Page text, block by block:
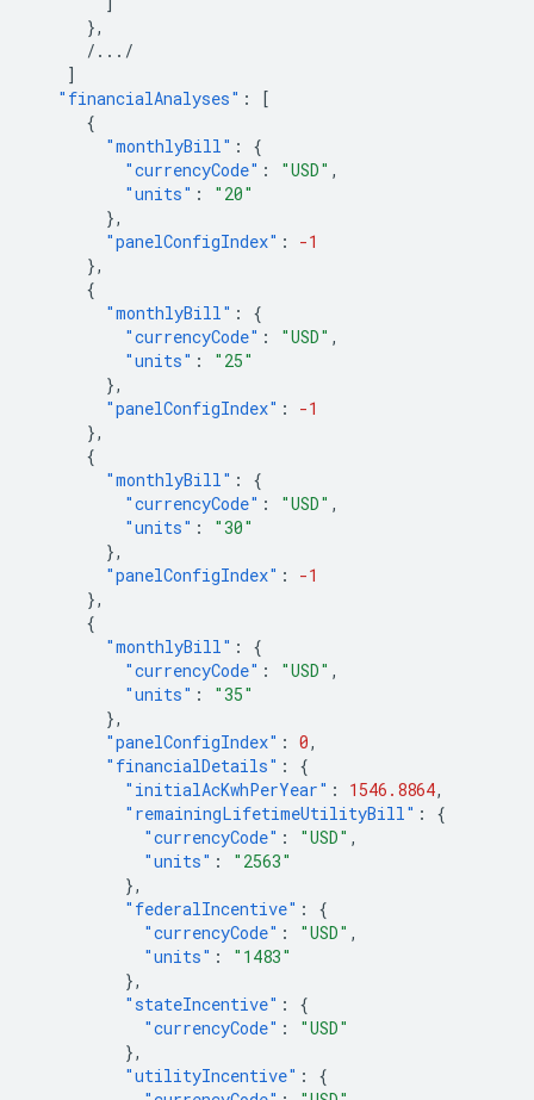
},
/.../
]
"financialAnalyses" :
[
{
"monthlyBill" :
{
"currencyCode" : "USD" ,
"units" :
"20"
},
"panelConfigIndex" :
-1
},
{
"monthlyBill" :
{
"currencyCode" : "USD" ,
"units" :
"25"
},
"panelConfigIndex" :
-1
},
{
"monthlyBill" :
{
"currencyCode" : "USD" ,
"units" :
"30"
},
"panelConfigIndex" :
-1
},
{
"monthlyBill" :
{
"currencyCode" : "USD" ,
"units" :
"35"
},
"panelConfigIndex" : 0,
"financialDetails" :
{
"initialAcKwhPerYear" : 1546.8864,
"remainingLifetimeUtilityBill" :
{
"currencyCode" : "USD" ,
"units" :
"2563"
},
"federalIncentive" :
{
"currencyCode" : "USD" ,
"units" :
"1483"
},
"stateIncentive" :
{
"currencyCode" :
"USD"
},
"utilityIncentive" :
{